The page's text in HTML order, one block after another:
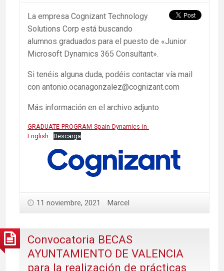
La empresa Cognizant Technology
Solutions Corp está buscando
alumnos graduados para el puesto de «Junior
Microsoft Dynamics 365 Consultant».
Si tenéis alguna duda, podéis contactar vía mail
con antonio.ocanagonzalez@cognizant.com
Más información en el archivo adjunto
GRADUATE-PROGRAM-Spain-Dynamics-in-
English
Descarga
11 noviembre, 2021 Marcel
Convocatoria BECAS
AYUNTAMIENTO DE VALENCIA
para la realización de prácticas